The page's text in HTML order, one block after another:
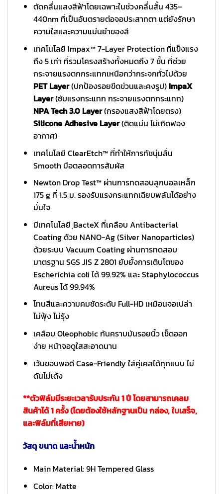
ตัดคลื่นแสงสีฟ้าโดยเฉพาะในช่วงคลื่นสั้น 435–
440nm ที่เป็นอันตรายต่อจอประสาทตา แต่ยังรักษา
ความใสและความแม่นยำของสี
เทคโนโลยี Impax™ 7-Layer Protection ที่แข็งแรง
ถึง 5 เท่า ที่รวมโครงสร้างทั้งหมดถึง 7 ชั้น ที่ช่วย
กระจายแรงตกกระแทกเหนือกว่ากระจกทั่วไปด้วย
PET Layer(ปกป้องรอยขีดข่วนและคงรูป)ImpaX
Layer(ซับแรงกระแทก กระจายแรงตกกระแทก)
NPA Tech 3.0 Layer(กรองแสงสีฟ้าโดยตรง)
Silicone Adhesive Layer(ติดแน่น ไม่เกิดฟอง
อากาศ)
เทคโนโลยี ClearEtch™ ที่ทำให้การทัชนุ่มลื่น
Smooth มือตลอดการสัมผัส
Newton Drop Test™ ผ่านการทดสอบลูกบอลเหล็ก
175 g ที่ 1.5 ม. รองรับแรงกระแทกเฉียบพลันได้อย่าง
มั่นใจ
มีเทคโนโลยี ฺBacteX ที่เคลือบ Antibacterial
Coating ด้วย NANO-Ag (Silver Nanoparticles)
ด้วยระบบ Vacuum Coating ผ่านการทดสอบ
มาตรฐาน SGS JIS Z 2801 ยับยั้งการเติบโตของ
Escherichia coli ได้ 99.92% และ Staphylococcus
Aureus ได้ 99.94%
โทนสีและความคมชัดระดับ Full-HD เหมือนจอเปล่า
ไม่ฟุ้ง ไม่รุ้ง
เคลือบ Oleophobic กันคราบมันรอยนิ้ว เช็ดออก
ง่าย หน้าจอดูใสสะอาดนาน
เว้นขอบพอดี Case-Friendly ใส่คู่เคสได้ทุกแบบ ไม่
ดันไม่เด้ง
**ตัวฟิล์มมีระยะเวลารับประกัน 1 ปี โดยสามารถเคลม
สินค้าได้ 1 ครั้ง (โดยต้องใช้หลักฐานเป็น กล่อง, ใบเสร็จ,
และฟิล์มที่เสียหาย)
วัสดุ ขนาด และน้ำหนัก
Main Material: 9H Tempered Glass
Color: Matte